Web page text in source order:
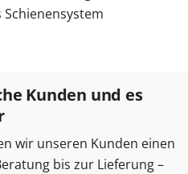
Kunden und es
wir unseren Kunden einen
bis zur Lieferung –